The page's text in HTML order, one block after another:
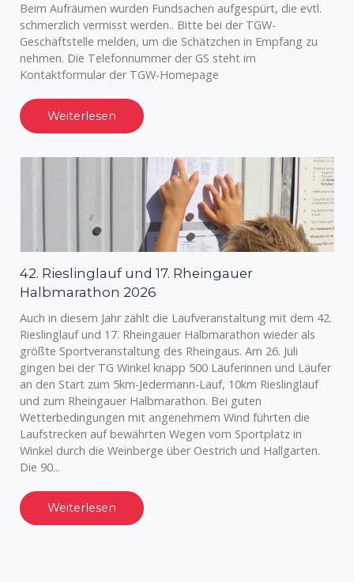
Zu den
Beim Aufräumen wurden Fundsachen aufgespürt, die evtl.
schmerzlich vermisst werden.. Bitte bei der TGW-
Geschäftstelle melden, um die Schätzchen in Empfang zu
nehmen. Die Telefonnummer der GS steht im
Kontaktformular der TGW-Homepage
Weiterlesen
42. Rieslinglauf und 17. Rheingauer
Halbmarathon 2026
Auch in diesem Jahr zählt die Laufveranstaltung mit dem 42.
Rieslinglauf und 17. Rheingauer Halbmarathon wieder als
größte Sportveranstaltung des Rheingaus. Am 26. Juli
gingen bei der TG Winkel knapp 500 Läuferinnen und Läufer
an den Start zum 5km-Jedermann-Lauf, 10km Rieslinglauf
und zum Rheingauer Halbmarathon. Bei guten
Wetterbedingungen mit angenehmem Wind führten die
Laufstrecken auf bewährten Wegen vom Sportplatz in
Winkel durch die Weinberge über Oestrich und Hallgarten.
Die 90...
Weiterlesen